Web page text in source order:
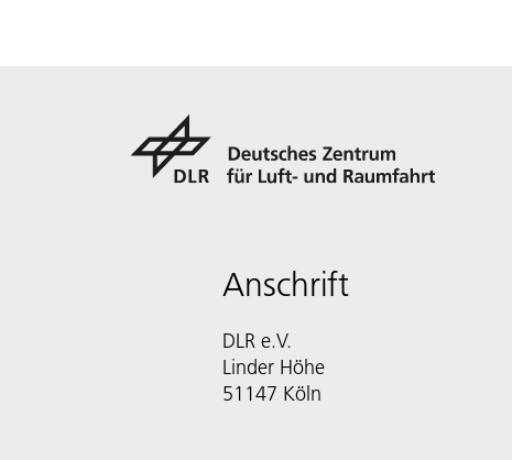
Anschrift
DLR e.V.
Linder Höhe
51147 Köln